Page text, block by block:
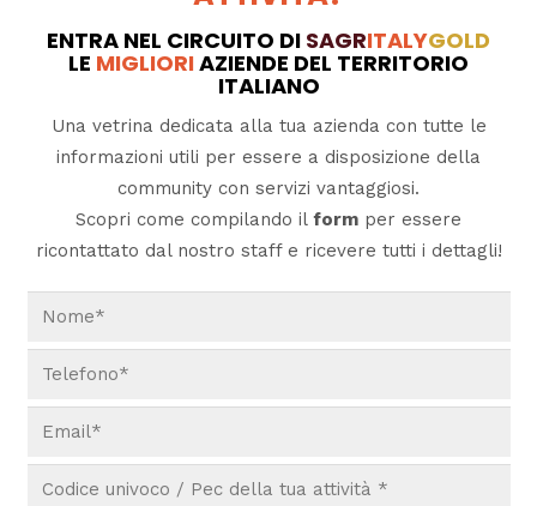
ENTRA NEL CIRCUITO DI SAGRITALYGOLD
LE MIGLIORIAZIENDE DEL TERRITORIO
ITALIANO
Una vetrina dedicata alla tua azienda con tutte le
informazioni utili per essere a disposizione della
community con servizi vantaggiosi.
Scopri come compilando il form per essere
ricontattato dal nostro staff e ricevere tutti i dettagli!